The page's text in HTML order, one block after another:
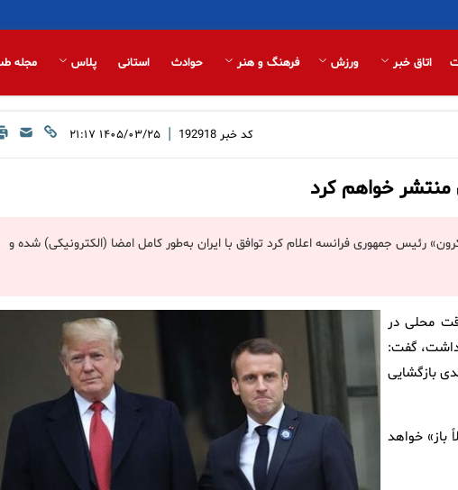
اتاق خبر ورزش فرهنگ و هنر حوادث استانی پلاس مجله
کد خبر 192918
| ۱۴۰۵/۰۳/۲۵ ۲۱:۱۷
منتشر خواهم کرد
رئیس جمهوری فرانسه اعلام کرد توافق با ایران به‌طور کامل امضا (الکترونیکی) شده و
محلی در
داشت، گفت:
بازگشایی
باز» خواهد